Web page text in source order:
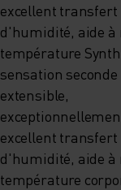
excellent transfert
d'humidité, aide à
température
sensation
extensible,
excellent transfert
d'humidité, aide à
température